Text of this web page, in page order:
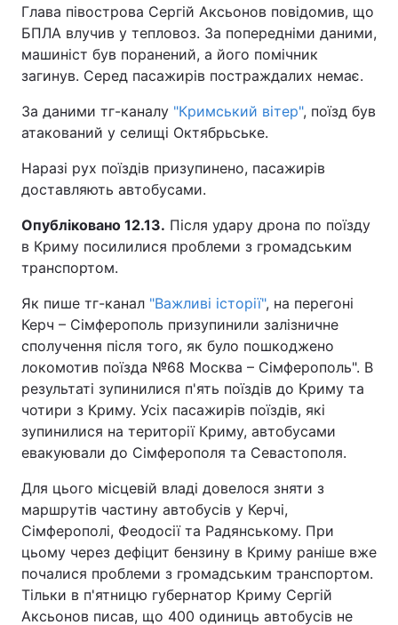
Глава півострова Сергій Аксьонов повідомив, що
БПЛА влучив у тепловоз. За попередніми даними,
машиніст був поранений, а його помічник
загинув. Серед пасажирів постраждалих немає.
За даними тг-каналу "Кримський вітер", поїзд був
атакований у селищі Октябрьське.
Наразі рух поїздів призупинено, пасажирів
доставляють автобусами.
Опубліковано 12.13. Після удару дрона по поїзду
в Криму посилилися проблеми з громадським
транспортом.
Як пише тг-канал "Важливі історії", на перегоні
Керч – Сімферополь призупинили залізничне
сполучення після того, як було пошкоджено
локомотив поїзда №68 Москва – Сімферополь". В
результаті зупинилися п'ять поїздів до Криму та
чотири з Криму. Усіх пасажирів поїздів, які
зупинилися на території Криму, автобусами
евакуювали до Сімферополя та Севастополя.
Для цього місцевій владі довелося зняти з
маршрутів частину автобусів у Керчі,
Сімферополі, Феодосії та Радянському. При
цьому через дефіцит бензину в Криму раніше вже
почалися проблеми з громадським транспортом.
Тільки в п'ятницю губернатор Криму Сергій
Аксьонов писав, що 400 одиниць автобусів не